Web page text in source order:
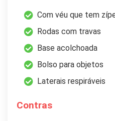
Com véu que tem
Rodas com travas
Base acolchoada
Bolso para objetos
Laterais respiráveis
Contras